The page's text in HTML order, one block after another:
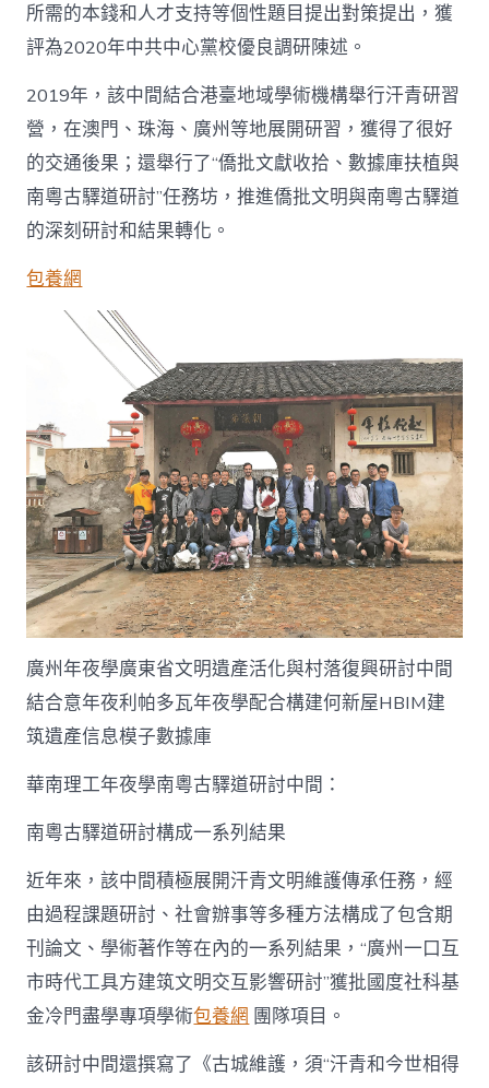
所需的本錢和人才支持等個性題目提出對策提出，獲
評為2020年中共中心黨校優良調研陳述。
2019年，該中間結合港臺地域學術機構舉行汗青研習
營，在澳門、珠海、廣州等地展開研習，獲得了很好
的交通後果；還舉行了“僑批文獻收拾、數據庫扶植與
南粵古驛道研討”任務坊，推進僑批文明與南粵古驛道
的深刻研討和結果轉化。
包養網
廣州年夜學廣東省文明遺產活化與村落復興研討中間
結合意年夜利帕多瓦年夜學配合構建何新屋HBIM建
筑遺產信息模子數據庫
華南理工年夜學南粵古驛道研討中間：
南粵古驛道研討構成一系列結果
近年來，該中間積極展開汗青文明維護傳承任務，經
由過程課題研討、社會辦事等多種方法構成了包含期
刊論文、學術著作等在內的一系列結果，“廣州一口互
市時代工具方建筑文明交互影響研討”獲批國度社科基
金冷門盡學專項學術包養網 團隊項目。
該研討中間還撰寫了《古城維護，須“汗青和今世相得